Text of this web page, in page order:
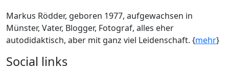
Markus Rödder, geboren 1977, aufgewachsen in
Münster, Vater, Blogger, Fotograf, alles eher
autodidaktisch, aber mit ganz viel Leidenschaft. {mehr}
Social links